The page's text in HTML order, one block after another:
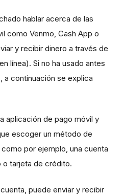
hablar acerca de las
como Venmo, Cash App o
y recibir dinero a través de
línea). Si no ha usado antes
a continuación se explica
aplicación de pago móvil y
escoger un método de
por ejemplo, una cuenta
o tarjeta de crédito.
puede enviar y recibir